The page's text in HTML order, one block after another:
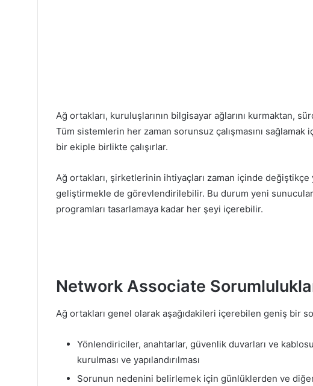
Ağ ortakları, kuruluşlarının bilgisayar ağlarını kurmaktan,
Tüm sistemlerin her zaman sorunsuz çalışmasını
bir ekiple birlikte çalışırlar.
Ağ ortakları, şirketlerinin ihtiyaçları zaman içinde değiştikçe
geliştirmekle de görevlendirilebilir. Bu durum yeni sunucular
programları tasarlamaya kadar her şeyi içerebilir.
Network Associate
Ağ ortakları genel olarak aşağıdakileri içerebilen geniş bir
Yönlendiriciler, anahtarlar, güvenlik duvarları ve
kurulması ve yapılandırılması
Sorunun nedenini belirlemek için günlüklerden ve